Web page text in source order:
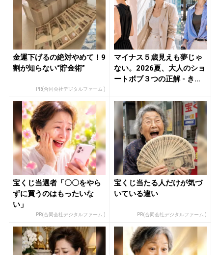
金運下げるの絶対やめて！9
割が知らない“貯金術”
PR(合同会社デジタルファーム )
マイナス５歳見えも夢じゃ
ない。2026夏、大人のショ
ートボブ３つの正解 - き
宝くじ当選者「〇〇をやら
ずに買うのはもったいな
い」
PR(合同会社デジタルファーム )
宝くじ当たる人だけが気づ
いている違い
PR(合同会社デジタルファーム )